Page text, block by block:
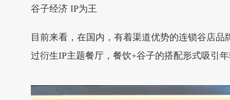
谷子经济 IP为王
目前来看，在国内，有着渠道优势的连锁谷店
过衍生IP主题餐厅，餐饮+谷子的搭配形式吸引